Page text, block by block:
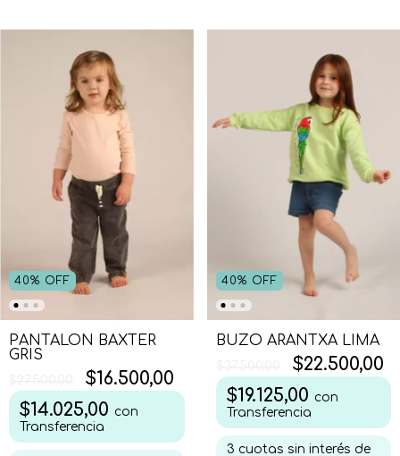
40% OFF
PANTALON BAXTER
GRIS
$16.500,00
$14.025,00 con
Transferencia
40% OFF
BUZO ARANTXA LIMA
$22.500,00
$19.125,00 con
Transferencia
3 cuotas sin interés de